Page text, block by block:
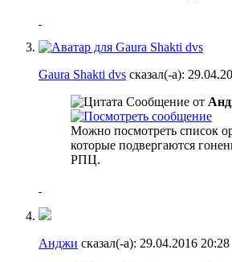
Gaura Shakti dvs сказал(-а):
Сообщение от
Можно посмотреть список
которые подвергаются
РПЦ.
Анджи сказал(-а): 29.04.2016 20:28